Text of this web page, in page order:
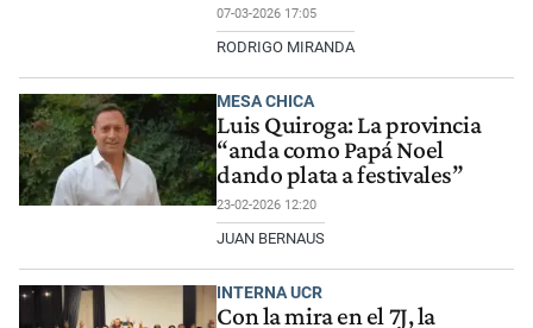
07-03-2026 17:05
RODRIGO MIRANDA
MESA CHICA
Luis Quiroga: La provincia
“anda como Papá Noel
dando plata a festivales”
23-02-2026 12:20
JUAN BERNAUS
INTERNA UCR
Con la mira en el 7J, la